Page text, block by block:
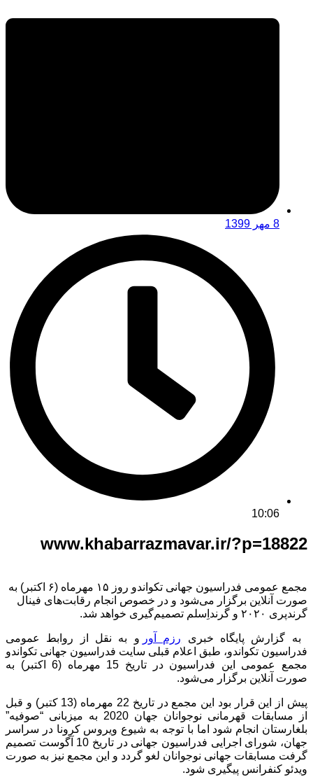
8 مهر 1399
10:06
www.khabarrazmavar.ir/?p=18822
مجمع عمومی فدراسیون جهانی تکواندو روز ۱۵ مهرماه (۶ اکتبر) به
صورت آنلاین برگزار می‌شود و در خصوص انجام رقابت‌های فینال
گرندپری ۲۰۲۰ و گرنداِسلم تصمیم‌گیری خواهد شد.
به گزارش پایگاه خبری رزم آور و به نقل از روابط عمومی
فدراسیون تکواندو، طبق اعلام قبلی سایت فدراسیون جهانی تکواندو
مجمع عمومی این فدراسیون در تاریخ 15 مهرماه (6 اکتبر) به
صورت آنلاین برگزار می‌شود.
پیش از این قرار بود این مجمع در تاریخ 22 مهرماه (13 کتبر) و قبل
از مسابقات قهرمانی نوجوانان جهان 2020 به میزبانی “صوفیه”
بلغارستان انجام شود اما با توجه به شیوع ویروس کرونا در سراسر
جهان، شورای اجرایی فدراسیون جهانی در تاریخ 10 آگوست تصمیم
گرفت مسابقات جهانی نوجوانان لغو گردد و این مجمع نیز به صورت
ویدئو کنفرانس پیگیری شود.